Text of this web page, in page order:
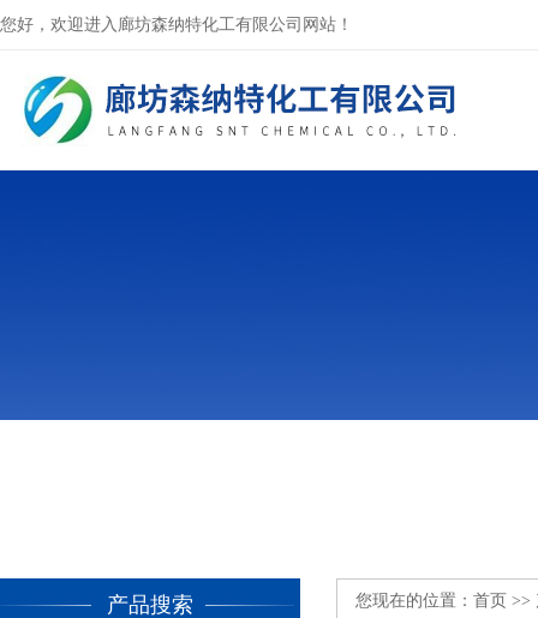
您好，欢迎进入廊坊森纳特化工有限公司网站！
产品搜索 您现在的位置： 首页 >>